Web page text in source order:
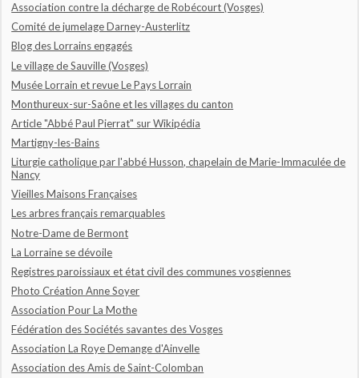
Association contre la décharge de Robécourt (Vosges)
Comité de jumelage Darney-Austerlitz
Blog des Lorrains engagés
Le village de Sauville (Vosges)
Musée Lorrain et revue Le Pays Lorrain
Monthureux-sur-Saône et les villages du canton
Article "Abbé Paul Pierrat" sur Wikipédia
Martigny-les-Bains
Liturgie catholique par l'abbé Husson, chapelain de Marie-Immaculée de
Nancy
Vieilles Maisons Françaises
Les arbres français remarquables
Notre-Dame de Bermont
La Lorraine se dévoile
Registres paroissiaux et état civil des communes vosgiennes
Photo Création Anne Soyer
Association Pour La Mothe
Fédération des Sociétés savantes des Vosges
Association La Roye Demange d'Ainvelle
Association des Amis de Saint-Colomban